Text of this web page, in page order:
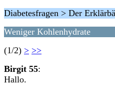
Diabetesfragen > Der
Weniger Kohlenhydrate
(1/2) > >>
Birgit 55:
Hallo.